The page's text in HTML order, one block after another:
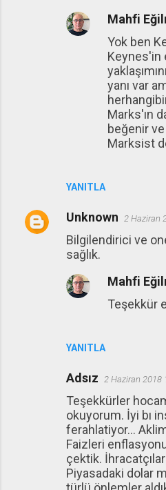
YANITLA
Mahfi
Yok ben
Keynes'in
yanı var
Marks'ın
beğenir
Marksist
Unknown 2 Haziran
Bilgilendirici ve
sağlık.
YANITLA
Mahfi
Teşekkür
Adsız 2 Haziran 2018
Teşekkürler
okuyorum. İyi bı
ferahlatiyor...
Faizleri
çektik.
Piyasadaki dolar